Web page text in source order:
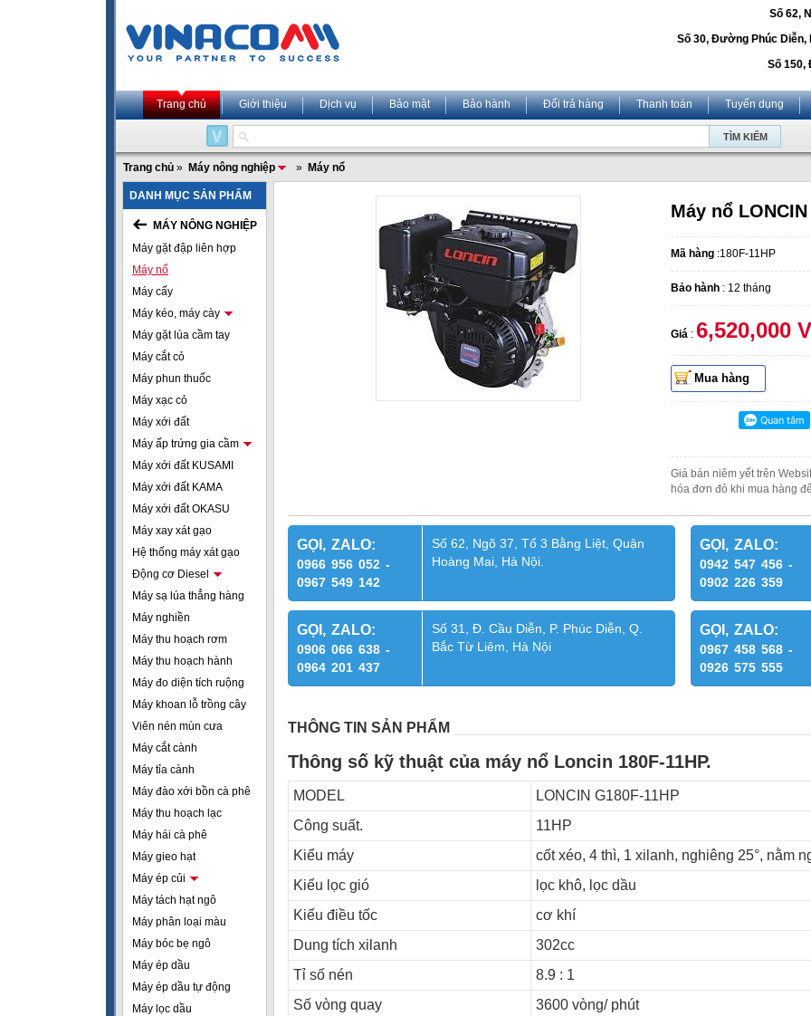
Số 62,
Số 30, Đường Phúc Diễn,
Số 150,
Trang chủ Giới thiệu Dịch vụ Bảo mật Bảo hành Đổi trả hàng Thanh toán Tuyển dụng
Trang chủ » Máy nông nghiệp » Máy nổ
DANH MỤC SẢN PHẨM
MÁY NÔNG NGHIỆP
Máy gặt đập liên hợp
Máy nổ
Máy cấy
Máy kéo, máy cày
Máy gặt lúa cầm tay
Máy cắt cỏ
Máy phun thuốc
Máy xạc cỏ
Máy xới đất
Máy ấp trứng gia cầm
Máy xới đất KUSAMI
Máy xới đất KAMA
Máy xới đất OKASU
Máy xay xát gạo
Hệ thống máy xát gạo
Động cơ Diesel
Máy sạ lúa thẳng hàng
Máy nghiền
Máy thu hoạch rơm
Máy thu hoạch hành
Máy đo diện tích ruộng
Máy khoan lỗ trồng cây
Viên nén mùn cưa
Máy cắt cành
Máy tỉa cành
Máy đào xới bồn cà phê
Máy thu hoạch lạc
Máy hái cà phê
Máy gieo hạt
Máy ép củi
Máy tách hạt ngô
Máy phân loại màu
Máy bóc bẹ ngô
Máy ép dầu
Máy ép dầu tự động
Máy lọc dầu
Máy nổ LONCIN
Mã hàng :180F-11HP
Bảo hành : 12 tháng
Giá : 6,520,000
Mua hàng
Giá bán niêm yết trên
hóa đơn đỏ khi mua hàng
GỌI, ZALO:
0966 956 052 -
0967 549 142
Số 62, Ngõ 37, Tổ 3 Bằng Liệt, Quận
Hoàng Mai, Hà Nội.
GỌI, ZALO:
0942 547 456 -
0902 226 359
GỌI, ZALO:
0906 066 638 -
0964 201 437
Số 31, Đ. Cầu Diễn, P. Phúc Diễn, Q.
Bắc Từ Liêm, Hà Nội
GỌI, ZALO:
0967 458 568 -
0926 575 555
THÔNG TIN SẢN PHẨM
Thông số kỹ thuật của máy nổ Loncin 180F-11HP.
MODEL
LONCIN G180F-11HP
Công suất.
11HP
Kiểu máy
cốt xéo, 4 thì, 1 xilanh, nghiêng 25°, nằm
Kiểu lọc gió
lọc khô, lọc dầu
Kiểu điều tốc
cơ khí
Dung tích xilanh
302cc
Tỉ số nén
8.9 : 1
Số vòng quay
3600 vòng/ phút